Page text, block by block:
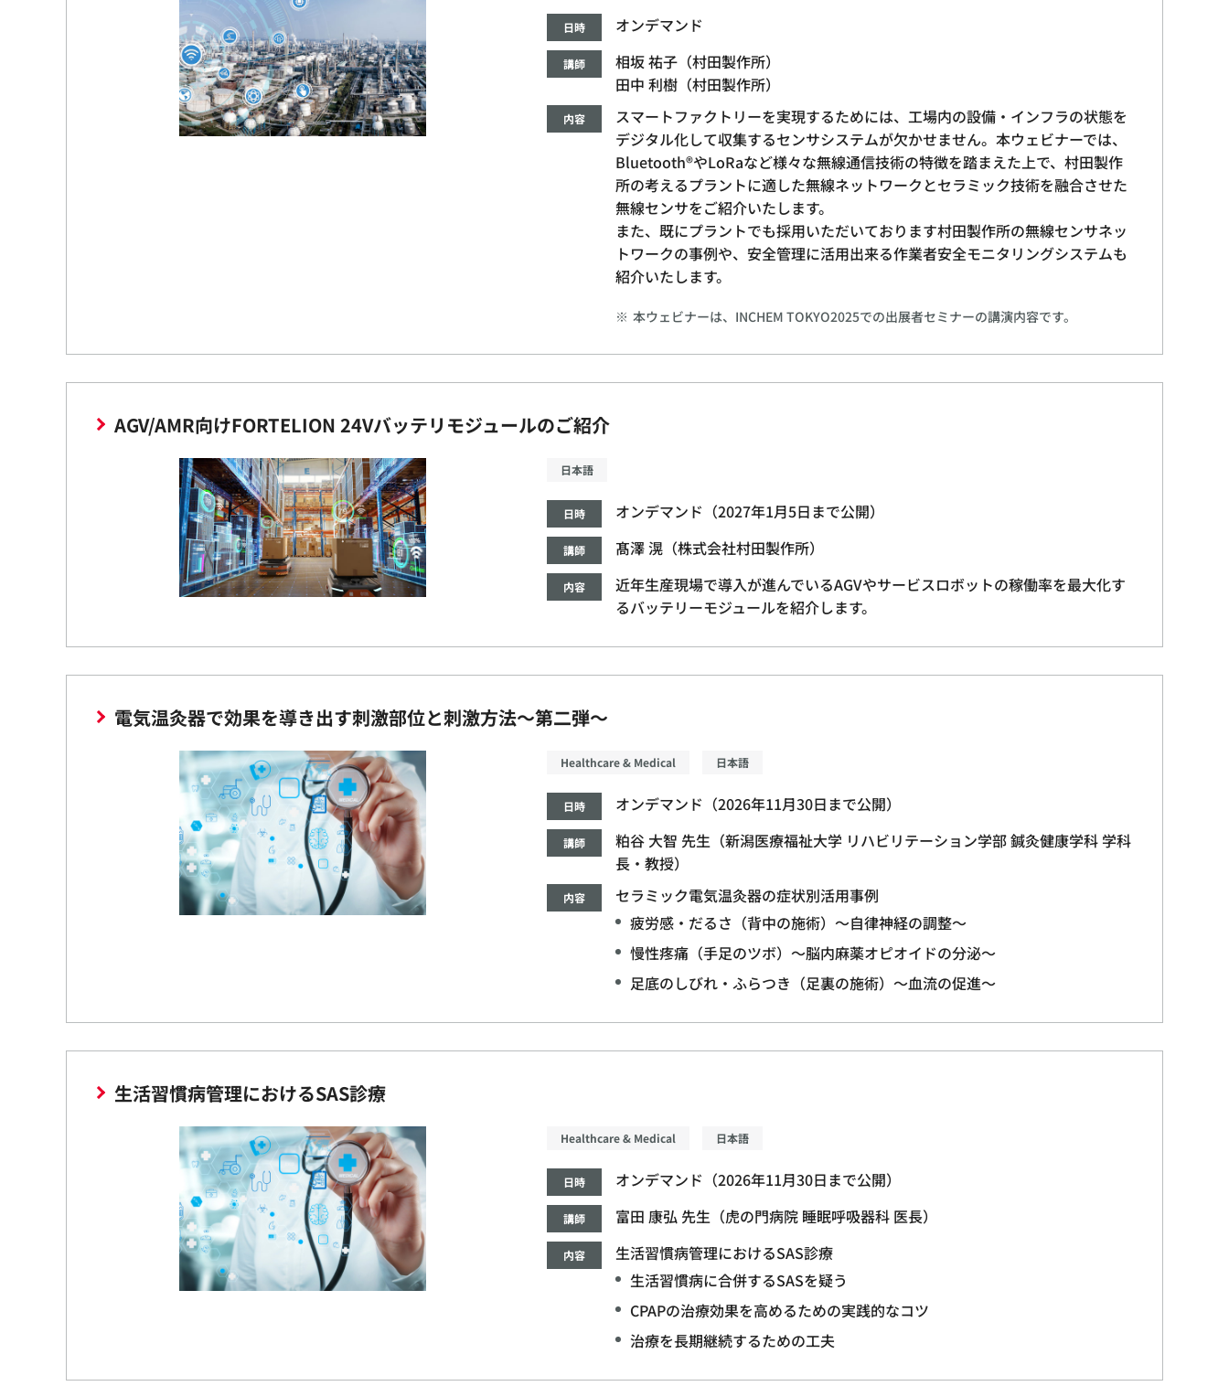
日時 オンデマンド
講師
相坂 祐子（村田製作所）
田中 利樹（村田製作所）
内容
スマートファクトリーを実現するためには、工場内の設備・インフラの状態を
デジタル化して収集するセンサシステムが欠かせません。本ウェビナーでは、
Bluetooth®やLoRaなど様々な無線通信技術の特徴を踏まえた上で、村田製作
所の考えるプラントに適した無線ネットワークとセラミック技術を融合させた
無線センサをご紹介いたします。
また、既にプラントでも採用いただいております村田製作所の無線センサネッ
トワークの事例や、安全管理に活用出来る作業者安全モニタリングシステムも
紹介いたします。
※ 本ウェビナーは、INCHEM TOKYO2025での出展者セミナーの講演内容です。
AGV/AMR向けFORTELION 24Vバッテリモジュールのご紹介
日本語
日時 オンデマンド（2027年1月5日まで公開）
講師 髙澤 滉（株式会社村田製作所）
内容
近年生産現場で導入が進んでいるAGVやサービスロボットの稼働率を最大化す
るバッテリーモジュールを紹介します。
電気温灸器で効果を導き出す刺激部位と刺激方法～第二弾～
Healthcare & Medical 日本語
日時 オンデマンド（2026年11月30日まで公開）
講師
粕谷 大智 先生（新潟医療福祉大学 リハビリテーション学部 鍼灸健康学科 学科
長・教授）
内容
セラミック電気温灸器の症状別活用事例
疲労感・だるさ（背中の施術）～自律神経の調整～
慢性疼痛（手足のツボ）～脳内麻薬オピオイドの分泌～
足底のしびれ・ふらつき（足裏の施術）～血流の促進～
生活習慣病管理におけるSAS診療
Healthcare & Medical 日本語
日時 オンデマンド（2026年11月30日まで公開）
講師 富田 康弘 先生（虎の門病院 睡眠呼吸器科 医長）
内容
生活習慣病管理におけるSAS診療
生活習慣病に合併するSASを疑う
CPAPの治療効果を高めるための実践的なコツ
治療を長期継続するための工夫